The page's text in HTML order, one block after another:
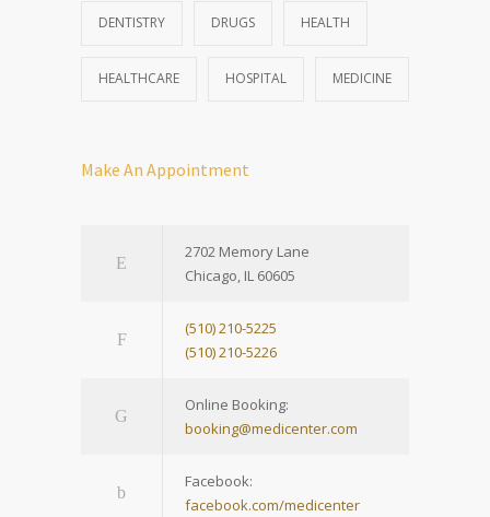
DENTISTRY DRUGS HEALTH
HEALTHCARE HOSPITAL MEDICINE
Make An Appointment
2702 Memory Lane
Chicago, IL 60605
(510) 210-5225
(510) 210-5226
Online Booking:
booking@medicenter.com
Facebook:
facebook.com/medicenter